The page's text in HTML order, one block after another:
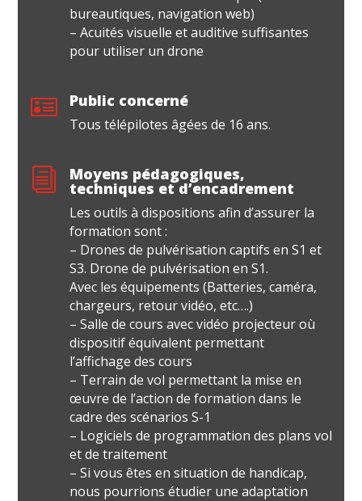
bureautiques, navigation web)
– Acuités visuelle et auditive suffisantes
pour utiliser un drone
 Public concerné
Tous télépilotes âgées de 16 ans.
i Moyens pédagogiques,
techniques et d’encadrement
Les outils à dispositions afin d’assurer la
formation sont :
– Drones de pulvérisation captifs en S1 et
S3. Drone de pulvérisation en S1.
Avec les équipements (Batteries, caméra,
chargeurs, retour vidéo, etc….)
– Salle de cours avec vidéo projecteur où
dispositif équivalent permettant
l’affichage des cours
– Terrain de vol permettant la mise en
œuvre de l’action de formation dans le
cadre des scénarios S-1
– Logiciels de programmation des plans vol
et de traitement
– Si vous êtes en situation de handicap,
nous pourrions étudier une adaptation